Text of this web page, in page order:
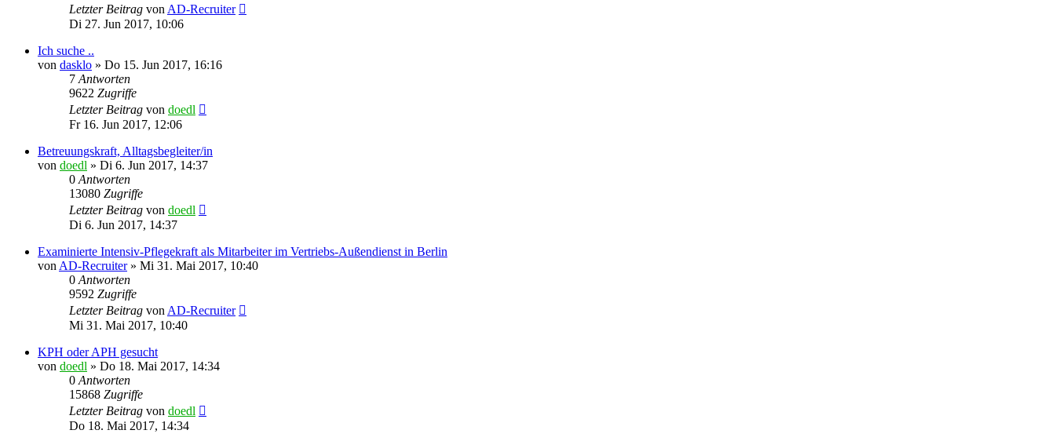
Letzter Beitrag von AD-Recruiter
Di 27. Jun 2017, 10:06
Ich suche ..
von dasklo » Do 15. Jun 2017, 16:16
7 Antworten
9622 Zugriffe
Letzter Beitrag von doedl
Fr 16. Jun 2017, 12:06
Betreuungskraft, Alltagsbegleiter/in
von doedl » Di 6. Jun 2017, 14:37
0 Antworten
13080 Zugriffe
Letzter Beitrag von doedl
Di 6. Jun 2017, 14:37
Examinierte Intensiv-Pflegekraft als Mitarbeiter im Vertriebs-Außendienst in Berlin
von AD-Recruiter» Mi 31. Mai 2017, 10:40
0 Antworten
9592 Zugriffe
Letzter Beitrag von AD-Recruiter
Mi 31. Mai 2017, 10:40
KPH oder APH gesucht
von doedl » Do 18. Mai 2017, 14:34
0 Antworten
15868 Zugriffe
Letzter Beitrag von doedl
Do 18. Mai 2017, 14:34